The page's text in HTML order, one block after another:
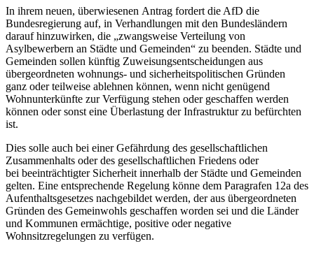
In ihrem neuen, überwiesenen Antrag fordert die AfD die
Bundesregierung auf, in Verhandlungen mit den Bundesländern
darauf hinzuwirken, die „zwangsweise Verteilung von
Asylbewerbern an Städte und Gemeinden“ zu beenden. Städte und
Gemeinden sollen künftig Zuweisungsentscheidungen aus
übergeordneten wohnungs- und sicherheitspolitischen Gründen
ganz oder teilweise ablehnen können, wenn nicht genügend
Wohnunterkünfte zur Verfügung stehen oder geschaffen werden
können oder sonst eine Überlastung der Infrastruktur zu befürchten
ist.
Dies solle auch bei einer Gefährdung des gesellschaftlichen
Zusammenhalts oder des gesellschaftlichen Friedens oder
bei beeinträchtigter Sicherheit innerhalb der Städte und Gemeinden
gelten. Eine entsprechende Regelung könne dem Paragrafen 12a des
Aufenthaltsgesetzes nachgebildet werden, der aus übergeordneten
Gründen des Gemeinwohls geschaffen worden sei und die Länder
und Kommunen ermächtige, positive oder negative
Wohnsitzregelungen zu verfügen.